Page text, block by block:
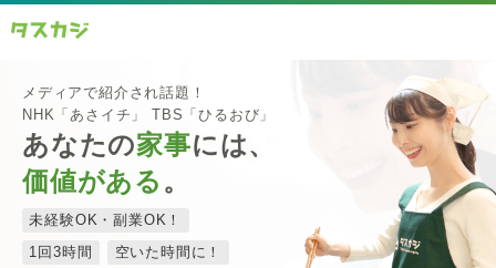
メディアで紹介され話題！
NHK「あさイチ」 TBS「ひるおび」
あなたの家事には、
価値がある 。
未経験OK・副業OK！
1回3時間
空いた時間に！